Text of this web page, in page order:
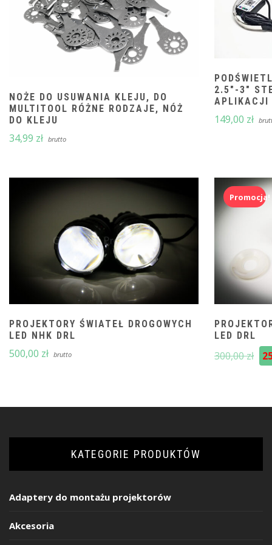
NOŻE DO USUWANIA KLEJU, DO
MULTITOOL RÓŻNE RODZAJE, NÓŻ
DO KLEJU
34,99 zł brutto
2.5″-3″
APLIKACJI
149,00 zł
PROJEKTORY ŚWIATEŁ DROGOWYCH
LED NHK DRL
500,00 zł brutto
Promocja!
LED DRL
300,00zł
KATEGORIE PRODUKTÓW
Adaptery do montażu projektorów
Akcesoria